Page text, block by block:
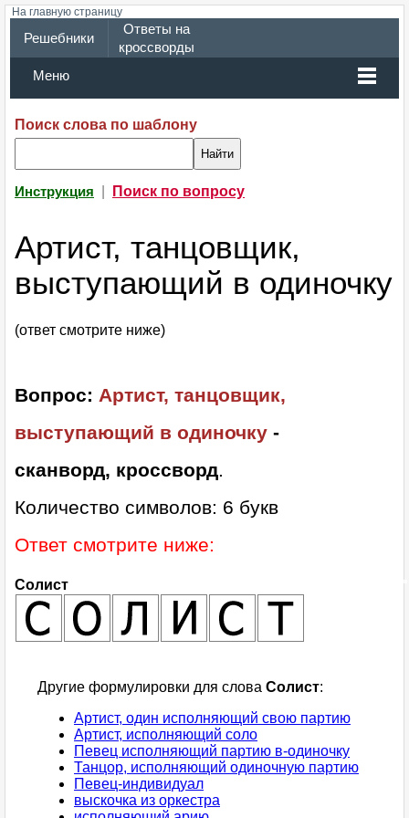
На главную страницу
Решебники
Ответы на
кроссворды
Меню
Поиск слова по шаблону
Инструкция Поиск по вопросу
Артист, танцовщик,
выступающий в одиночку
(ответ смотрите ниже)
Вопрос: Артист, танцовщик,
выступающий в одиночку -
сканворд, кроссворд.
Количество символов: 6 букв
Ответ смотрите ниже:
Солист
Другие формулировки для слова Солист:
Артист, один исполняющий свою партию
Артист, исполняющий соло
Певец исполняющий партию в-одиночку
Танцор, исполняющий одиночную партию
Певец-индивидуал
выскочка из оркестра